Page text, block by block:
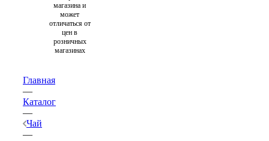
магазина и
может
отличаться от
цен в
розничных
магазинах
Главная
—
Каталог
—
Чай
—